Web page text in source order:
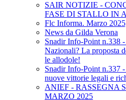
SAIR NOTIZIE -
FASE DI STALLO IN
Flc Informa. Marzo
News da Gilda Verona
Snadir Info-Point n.338
Nazionali? La proposta
le allodole!
Snadir Info-Point n.337
nuove vittorie legali e
ANIEF - RASSEGNA
MARZO 2025